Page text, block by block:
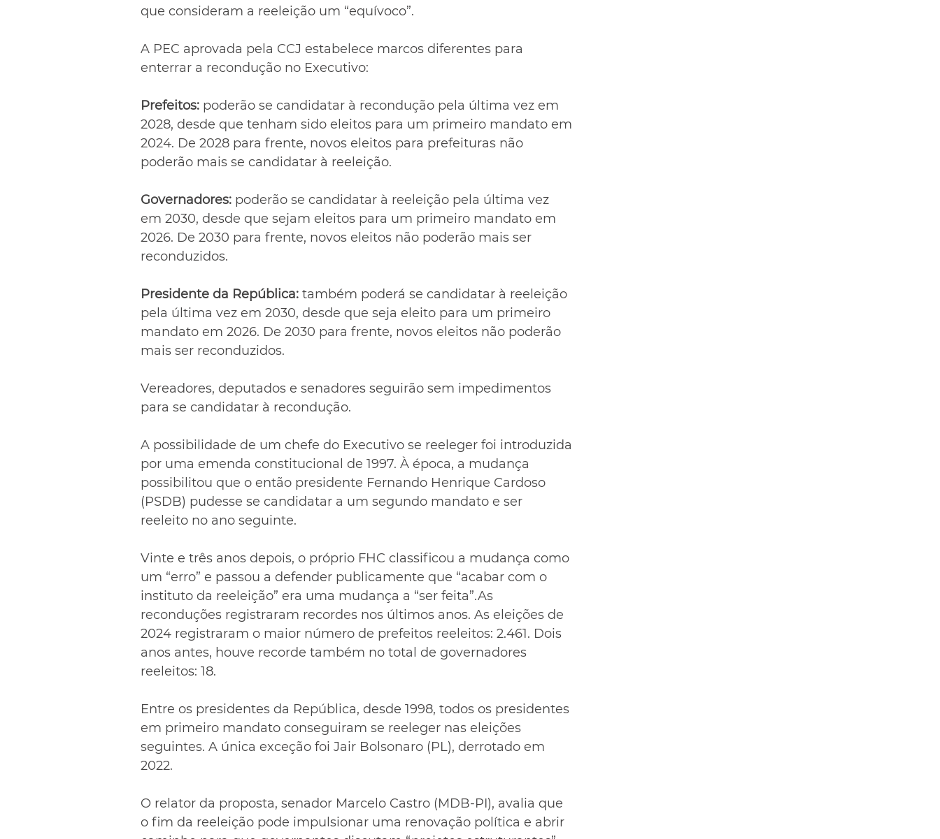
que consideram a reeleição um “equívoco”.
A PEC aprovada pela CCJ estabelece marcos diferentes para
enterrar a recondução no Executivo:
Prefeitos: poderão se candidatar à recondução pela última vez em
2028, desde que tenham sido eleitos para um primeiro mandato em
2024. De 2028 para frente, novos eleitos para prefeituras não
poderão mais se candidatar à reeleição.
Governadores: poderão se candidatar à reeleição pela última vez
em 2030, desde que sejam eleitos para um primeiro mandato em
2026. De 2030 para frente, novos eleitos não poderão mais ser
reconduzidos.
Presidente da República: também poderá se candidatar à reeleição
pela última vez em 2030, desde que seja eleito para um primeiro
mandato em 2026. De 2030 para frente, novos eleitos não poderão
mais ser reconduzidos.
Vereadores, deputados e senadores seguirão sem impedimentos
para se candidatar à recondução.
A possibilidade de um chefe do Executivo se reeleger foi introduzida
por uma emenda constitucional de 1997. À época, a mudança
possibilitou que o então presidente Fernando Henrique Cardoso
(PSDB) pudesse se candidatar a um segundo mandato e ser
reeleito no ano seguinte.
Vinte e três anos depois, o próprio FHC classificou a mudança como
um “erro” e passou a defender publicamente que “acabar com o
instituto da reeleição” era uma mudança a “ser feita”.As
reconduções registraram recordes nos últimos anos. As eleições de
2024 registraram o maior número de prefeitos reeleitos: 2.461. Dois
anos antes, houve recorde também no total de governadores
reeleitos: 18.
Entre os presidentes da República, desde 1998, todos os presidentes
em primeiro mandato conseguiram se reeleger nas eleições
seguintes. A única exceção foi Jair Bolsonaro (PL), derrotado em
2022.
O relator da proposta, senador Marcelo Castro (MDB-PI), avalia que
o fim da reeleição pode impulsionar uma renovação política e abrir